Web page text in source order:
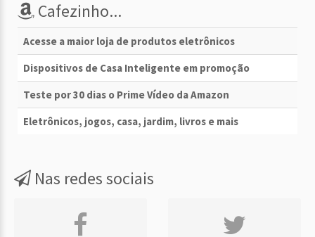
Cafezinho...
Acesse a maior loja de produtos eletrônicos
Dispositivos de Casa Inteligente em promoção
Teste por 30 dias o Prime Vídeo da Amazon
Eletrônicos, jogos, casa, jardim, livros e mais
Nas redes sociais